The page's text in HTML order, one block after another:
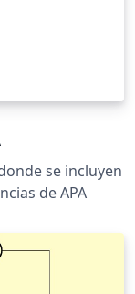
se incluyen
de APA